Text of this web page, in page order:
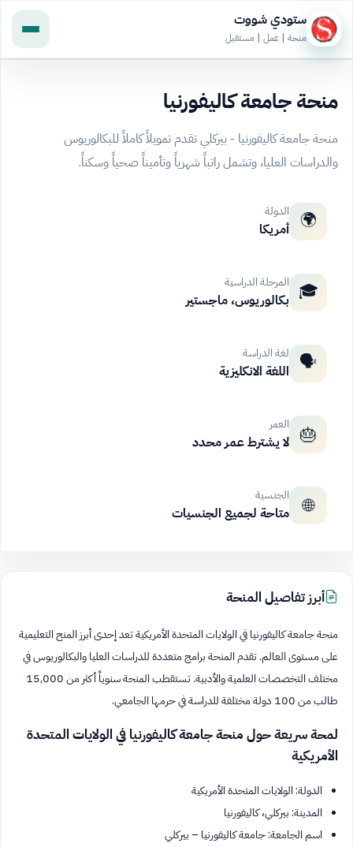
ستودي شووت
منحة | عمل | مستقبل
منحة جامعة كاليفورنيا
منحة جامعة كاليفورنيا - بيركلي تقدم تمويلاً كاملاً للبكالوريوس
والدراسات العليا، وتشمل راتباً شهرياً وتأميناً صحياً وسكناً.
🌍 الدولة
أمريكا
🎓 المرحلة الدراسية
بكالوريوس، ماجستير
🗣️ لغة الدراسة
اللغة الانكليزية
🎂 العمر
لا يشترط عمر محدد
🌐 الجنسية
متاحة لجميع الجنسيات
أبرز تفاصيل المنحة
منحة جامعة كاليفورنيا في الولايات المتحدة الأمريكية تعد إحدى أبرز المنح التعليمية
على مستوى العالم. تقدم المنحة برامج متعددة للدراسات العليا والبكالوريوس في
مختلف التخصصات العلمية والأدبية. تستقطب المنحة سنوياً أكثر من 15,000
طالب من 100 دولة مختلفة للدراسة في حرمها الجامعي.
لمحة سريعة حول منحة جامعة كاليفورنيا في الولايات المتحدة
الأمريكية
الدولة: الولايات المتحدة الأمريكية
المدينة: بيركلي، كاليفورنيا
اسم الجامعة: جامعة كاليفورنيا – بيركلي